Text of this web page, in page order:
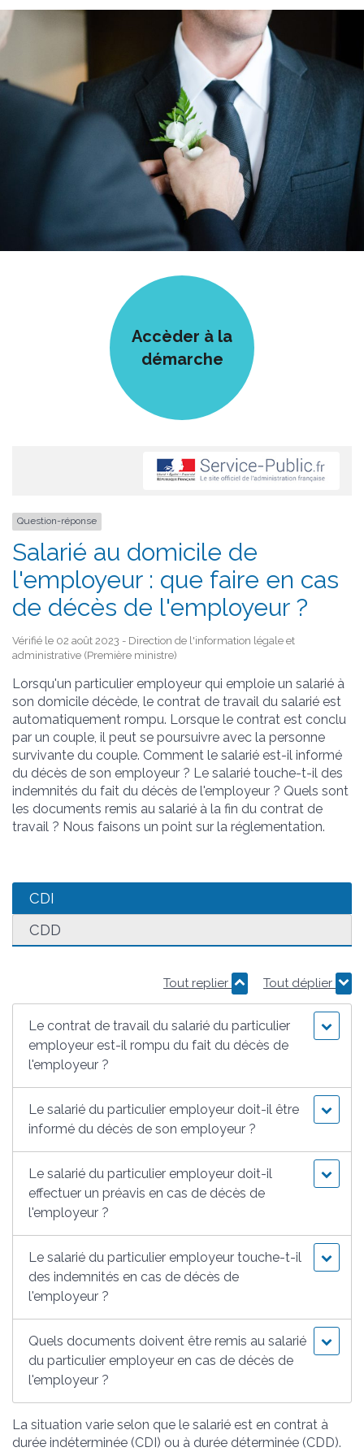
Accèder à la
démarche
Question-réponse
Salarié au domicile de
l'employeur : que faire en cas
de décès de l'employeur ?
Vérifié le 02 août 2023 - Direction de l'information légale et
administrative (Première ministre)
Lorsqu'un particulier employeur qui emploie un salarié à
son domicile décède, le contrat de travail du salarié est
automatiquement rompu. Lorsque le contrat est conclu
par un couple, il peut se poursuivre avec la personne
survivante du couple. Comment le salarié est-il informé
du décès de son employeur ? Le salarié touche-t-il des
indemnités du fait du décès de l'employeur ? Quels sont
les documents remis au salarié à la fin du contrat de
travail ? Nous faisons un point sur la réglementation.
CDI
CDD
Tout replier Tout déplier
Le contrat de travail du salarié du particulier
employeur est-il rompu du fait du décès de
l'employeur ?
Le salarié du particulier employeur doit-il être
informé du décès de son employeur ?
Le salarié du particulier employeur doit-il
effectuer un préavis en cas de décès de
l'employeur ?
Le salarié du particulier employeur touche-t-il
des indemnités en cas de décès de
l'employeur ?
Quels documents doivent être remis au salarié
du particulier employeur en cas de décès de
l'employeur ?
La situation varie selon que le salarié est en contrat à
durée indéterminée (CDI) ou à durée déterminée (CDD).